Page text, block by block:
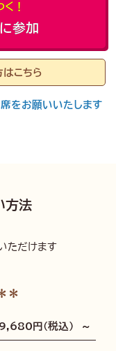
！
参加
こちら
をお願いいたします
方法
ただけます
9,680円（税込） ～